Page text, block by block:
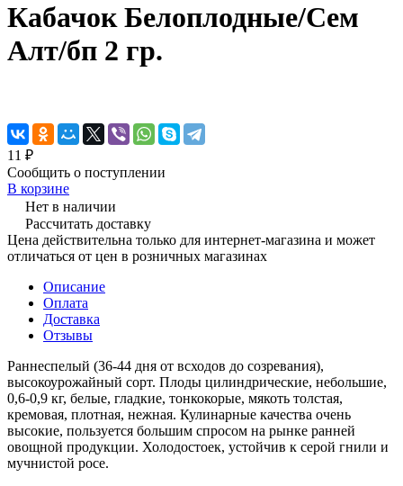
Кабачок Белоплодные/Сем
Алт/бп 2 гр.
11 ₽
Сообщить о поступлении
В корзине
Нет в наличии
Рассчитать доставку
Цена действительна только для интернет-магазина и может
отличаться от цен в розничных магазинах
Описание
Оплата
Доставка
Отзывы
Раннеспелый (36-44 дня от всходов до созревания),
высокоурожайный сорт. Плоды цилиндрические, небольшие,
0,6-0,9 кг, белые, гладкие, тонкокорые, мякоть толстая,
кремовая, плотная, нежная. Кулинарные качества очень
высокие, пользуется большим спросом на рынке ранней
овощной продукции. Холодостоек, устойчив к серой гнили и
мучнистой росе.